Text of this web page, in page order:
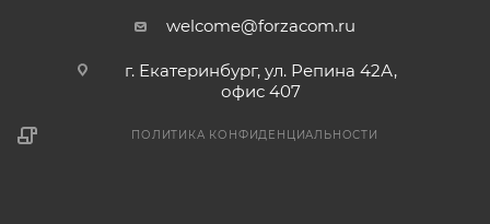
welcome@forzacom.ru
г. Екатеринбург, ул. Репина 42А,
офис 407
ПОЛИТИКА КОНФИДЕНЦИАЛЬНОСТИ